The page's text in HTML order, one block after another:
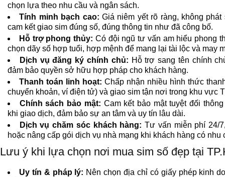
chọn lựa theo nhu cầu và ngân sách.
Tính minh bạch cao: Giá niêm yết rõ ràng, không phát
cam kết giao sim đúng số, đúng thông tin như đã công bố.
Hỗ trợ phong thủy: Có đội ngũ tư vấn am hiểu phong
chọn dãy số hợp tuổi, hợp mệnh để mang lại tài lộc và may
Dịch vụ đăng ký chính chủ: Hỗ trợ sang tên chính
đảm bảo quyền sở hữu hợp pháp cho khách hàng.
Thanh toán linh hoạt: Chấp nhận nhiều hình thức
chuyển khoản, ví điện tử) và giao sim tận nơi trong khu vực
Chính sách bảo mật: Cam kết bảo mật tuyệt đối
khi giao dịch, đảm bảo sự an tâm và uy tín lâu dài.
Dịch vụ chăm sóc khách hàng: Tư vấn miễn phí 24/
hoặc nâng cấp gói dịch vụ nhà mạng khi khách hàng có nhu
Lưu ý khi lựa chọn nơi mua sim số đẹp tại
Uy tín & pháp lý: Nên chọn địa chỉ có giấy phép kinh